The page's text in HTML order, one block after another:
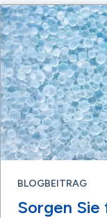
BLOGBEITRAG
Sorgen